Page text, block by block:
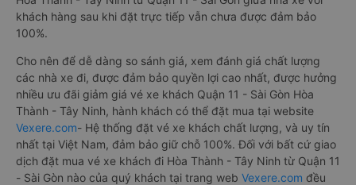
khách hàng sau khi đặt trực tiếp vẫn chưa được đảm bảo
100%.
Cho nên để dễ dàng so sánh giá, xem đánh giá chất lượng
các nhà xe đi, được đảm bảo quyền lợi cao nhất, được hưởng
nhiều ưu đãi giảm giá vé xe khách Quận 11 - Sài Gòn Hòa
Thành - Tây Ninh, hành khách có thể đặt mua tại website
Vexere.com- Hệ thống đặt vé xe khách chất lượng, và uy tín
nhất tại Việt Nam, đảm bảo giữ chỗ 100%. Đối với bất cứ giao
dịch đặt mua vé xe khách đi Hòa Thành - Tây Ninh từ Quận 11
- Sài Gòn nào của quý khách tại trang web Vexere.com đều